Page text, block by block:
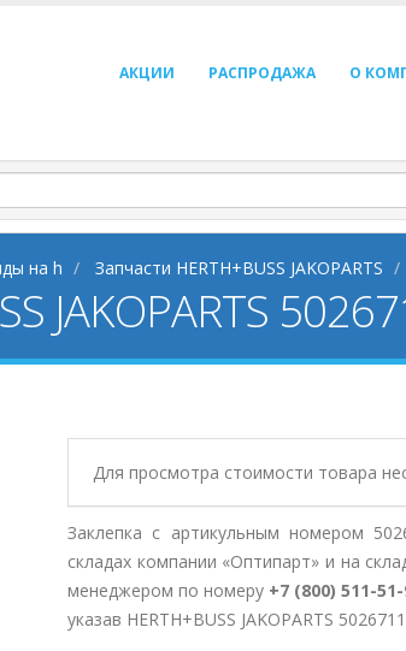
АКЦИИ РАСПРОДАЖА О
на h Запчасти HERTH+BUSS JAKOPARTS
JAKOPARTS
Для просмотра стоимости товара
Заклепка с артикульным номером
складах компании «Оптипарт» и на
менеджером по номеру +7 (800) 511-
указав HERTH+BUSS JAKOPARTS